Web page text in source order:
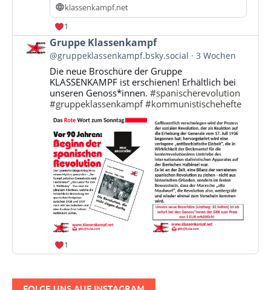
klassenkampf.net
1
Beitrag
von
Gruppe
Klassenkampf
Bluesky
ansehen
Gruppe Klassenkampf
@gruppeklassenkampf.bsky.social 3 Wochen
Die neue Broschüre der Gruppe
KLASSENKAMPF ist erschienen! Erhältlich bei
unseren Genoss*innen.#spanischerevolution
#gruppeklassenkampf #kommunistischehefte
1